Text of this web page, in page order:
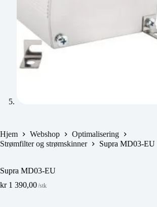
Hjem Webshop
Optimalisering
Strømfilter og strømskinner
Supra MD03-EU
Supra MD03-EU
kr1 390,00/stk